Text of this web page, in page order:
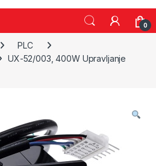
0
PLC
UX-52/003, 400W Upravljanje